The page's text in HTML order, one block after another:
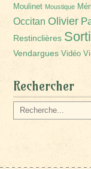
Moulinet Moustique
Occitan Olivier
Restinclières
Vendargues Vidéo
Rechercher